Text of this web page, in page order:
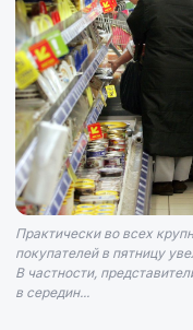
Практически во всех
покупателей в пятницу
В частности,
в середин...